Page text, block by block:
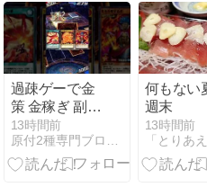
紹介
過疎ゲーで金
策 金稼ぎ 副業
転売【遊戯王
ラッシュデュ
エル】【遊戯
13時間前
原付2種専門ブログ ONE-TWO-FIVE！！
何もない
週末
13時間前